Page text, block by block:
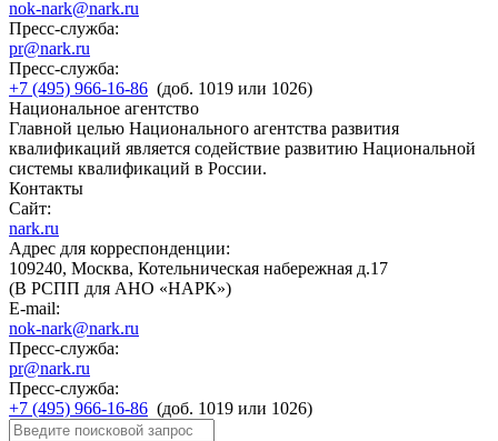
nok-nark@nark.ru
Пресс-служба:
pr@nark.ru
Пресс-служба:
+7 (495) 966-16-86 (доб. 1019 или 1026)
Национальное агентство
Главной целью Национального агентства развития
квалификаций является содействие развитию Национальной
системы квалификаций в России.
Контакты
Сайт:
nark.ru
Адрес для корреспонденции:
109240, Москва, Котельническая набережная д.17
(В РСПП для АНО «НАРК»)
E-mail:
nok-nark@nark.ru
Пресс-служба:
pr@nark.ru
Пресс-служба:
+7 (495) 966-16-86 (доб. 1019 или 1026)